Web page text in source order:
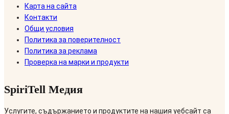
Карта на сайта
Контакти
Общи условия
Политика за поверителност
Политика за реклама
Проверка на марки и продукти
SpiriTell Медия
Услугите, съдържанието и продуктите на нашия уебсайт са